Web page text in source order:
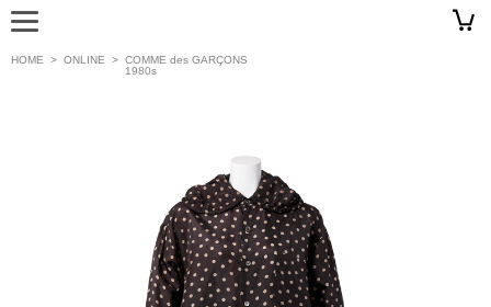
HOME > ONLINE > COMME des GARÇONS
1980s